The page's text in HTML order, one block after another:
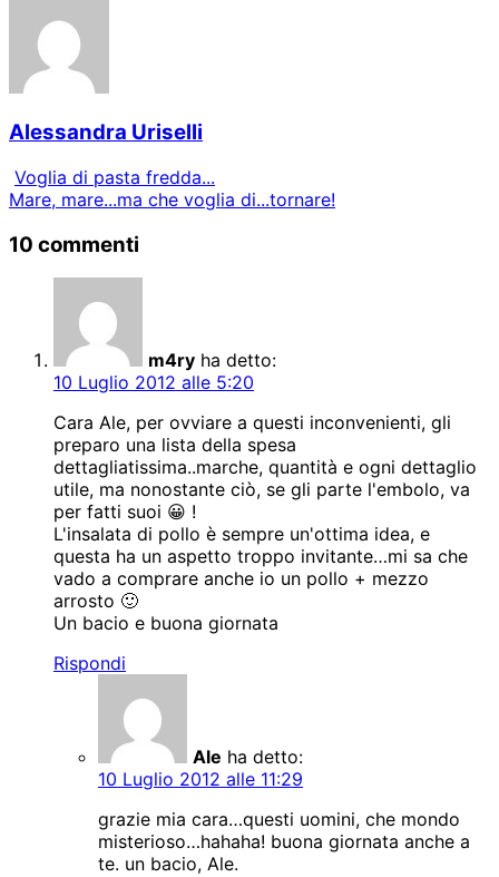
Alessandra Uriselli
Voglia di pasta fredda...
Mare, mare...ma che voglia di...tornare!
10 commenti
m4ry ha detto:
10 Luglio 2012 alle 5:20
Cara Ale, per ovviare a questi inconvenienti, gli
preparo una lista della spesa
dettagliatissima..marche, quantità e ogni dettaglio
utile, ma nonostante ciò, se gli parte l'embolo, va
per fatti suoi 😀 !
L'insalata di pollo è sempre un'ottima idea, e
questa ha un aspetto troppo invitante…mi sa che
vado a comprare anche io un pollo + mezzo
arrosto 🙂
Un bacio e buona giornata
Rispondi
Ale ha detto:
10 Luglio 2012 alle 11:29
grazie mia cara…questi uomini, che mondo
misterioso…hahaha! buona giornata anche a
te. un bacio, Ale.